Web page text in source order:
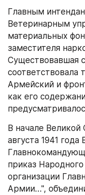
Главным
Ветеринарным
материальных
заместителя
Существовавшая
соответствовала
Армейский и
как его
В начале Великой
августа 1941
приказ
организации
Армии…",